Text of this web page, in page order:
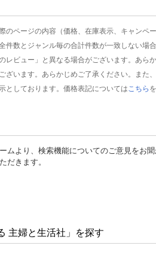
ページの内容（価格、在庫表示、キャンペ
数とジャンル毎の合計件数が一致しない場合
ビュー」と異なる場合がございます。あらか
います。あらかじめご了承ください。また
としております。価格表記についてはこちら
より、検索機能についてのご意見をお聞
だきます。
主婦と生活社」を探す